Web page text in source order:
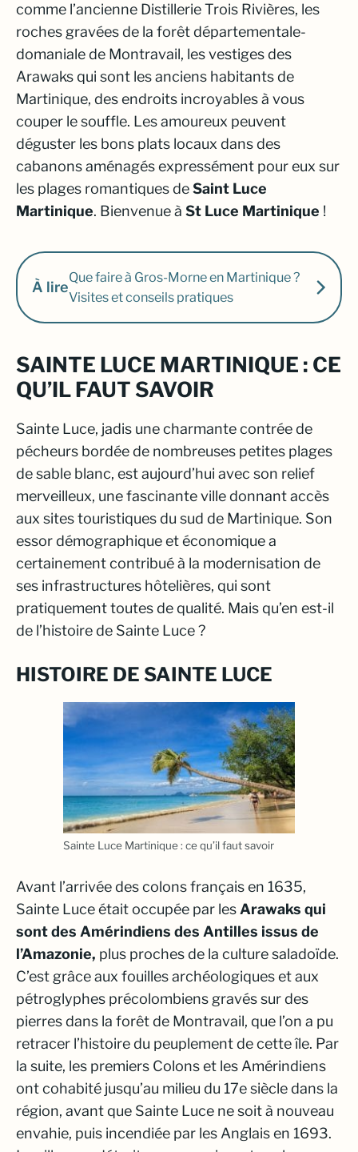
comme l’ancienne Distillerie Trois Rivières, les
roches gravées de la forêt départementale-
domaniale de Montravail, les vestiges des
Arawaks qui sont les anciens habitants de
Martinique, des endroits incroyables à vous
couper le souffle. Les amoureux peuvent
déguster les bons plats locaux dans des
cabanons aménagés expressément pour eux sur
les plages romantiques deSaint Luce
Martinique. Bienvenue à St Luce Martinique !
À lire
Que faire à Gros-Morne en Martinique ?
Visites et conseils pratiques
SAINTE LUCE MARTINIQUE : CE
QU’IL FAUT SAVOIR
Sainte Luce, jadis une charmante contrée de
pécheurs bordée de nombreuses petites plages
de sable blanc, est aujourd’hui avec son relief
merveilleux, une fascinante ville donnant accès
aux sites touristiques du sud de Martinique. Son
essor démographique et économique a
certainement contribué à la modernisation de
ses infrastructures hôtelières, qui sont
pratiquement toutes de qualité. Mais qu’en est-il
de l’histoire de Sainte Luce ?
HISTOIRE DE SAINTE LUCE
Sainte Luce Martinique : ce qu’il faut savoir
Avant l’arrivée des colons français en 1635,
Sainte Luce était occupée par les Arawaks qui
sont des Amérindiens des Antilles issus de
l’Amazonie, plus proches de la culture saladoïde.
C’est grâce aux fouilles archéologiques et aux
pétroglyphes précolombiens gravés sur des
pierres dans la forêt de Montravail, que l’on a pu
retracer l’histoire du peuplement de cette île. Par
la suite, les premiers Colons et les Amérindiens
ont cohabité jusqu’au milieu du 17e siècle dans la
région, avant que Sainte Luce ne soit à nouveau
envahie, puis incendiée par les Anglais en 1693.